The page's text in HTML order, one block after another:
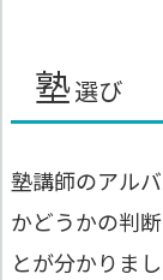
塾選び
塾講師のアル
かどうかの判
とが分かりま